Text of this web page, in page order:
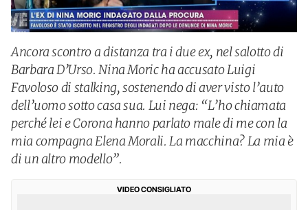
Ancora scontro a distanza tra i due ex, nel salotto di
Barbara D’Urso. Nina Moric ha accusato Luigi
Favoloso di stalking, sostenendo di aver visto l’auto
dell’uomo sotto casa sua. Lui nega: “L’ho chiamata
perché lei e Corona hanno parlato male di me con la
mia compagna Elena Morali. La macchina? La mia è
di un altro modello”.
VIDEO CONSIGLIATO